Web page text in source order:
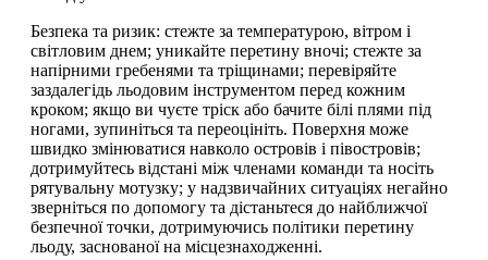
Безпека та ризик: стежте за температурою, вітром і
світловим днем; уникайте перетину вночі; стежте за
напірними гребенями та тріщинами; перевіряйте
заздалегідь льодовим інструментом перед кожним
кроком; якщо ви чуєте тріск або бачите білі плями під
ногами, зупиніться та переоцініть. Поверхня може
швидко змінюватися навколо островів і півостровів;
дотримуйтесь відстані між членами команди та носіть
рятувальну мотузку; у надзвичайних ситуаціях негайно
зверніться по допомогу та дістаньтеся до найближчої
безпечної точки, дотримуючись політики перетину
льоду, заснованої на місцезнаходженні.